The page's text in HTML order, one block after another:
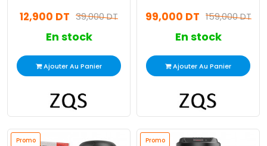
39,000 DT
12,900 DT
En stock
Ajouter Au Panier
159,000 DT
99,000 DT
En stock
Ajouter Au Panier
Promo Promo